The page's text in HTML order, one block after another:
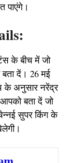
पाएंगे।
के बीच में जो
बता दें। 26 मई
के अनुसार नरेंद्र
आपको बता दें जो
सुपर किंग के